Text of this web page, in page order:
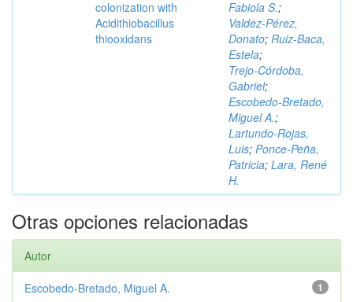
colonization with
Acidithiobacillus
thiooxidans
Fabiola S.;
Valdez‑Pérez,
Donato; Ruiz‑Baca,
Estela;
Trejo‑Córdoba,
Gabriel;
Escobedo‑Bretado,
Miguel A.;
Lartundo‑Rojas,
Luis; Ponce‑Peña,
Patricia; Lara, René
H.
Otras opciones relacionadas
Autor
1
Escobedo‑Bretado, Miguel A.